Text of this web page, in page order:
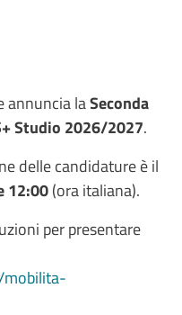
annuncia laSeconda
Studio 2026/2027.
delle candidature è il
12:00(ora italiana).
per presentare